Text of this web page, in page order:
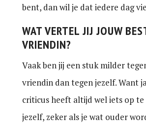
bent, dan wil je dat iedere dag
WAT VERTEL JIJ JOUW
VRIENDIN?
Vaak ben jij een stuk milder
vriendin dan tegen jezelf. Want
criticus heeft altijd wel iets op te
jezelf, zeker als je wat ouder